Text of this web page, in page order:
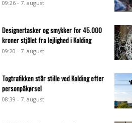
09:26 - 7. august
Designertasker og smykker for 45.000
kroner stjålet fra lejlighed i Kolding
09:20 - 7. august
Togtrafikken står stille ved Kolding efter
personpåkørsel
08:39 - 7. august